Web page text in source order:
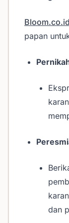
Bloom.co.id
papan
dan